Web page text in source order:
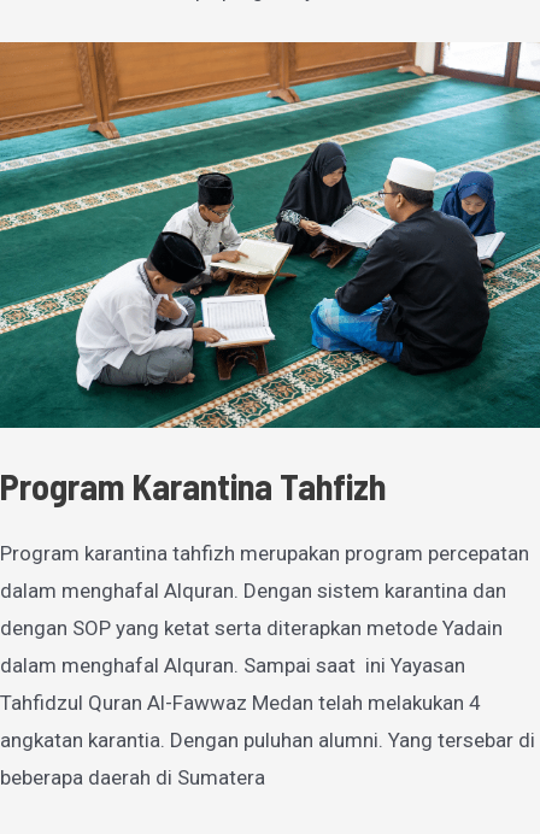
Program Karantina Tahfizh
Program karantina tahfizh merupakan program percepatan
dalam menghafal Alquran. Dengan sistem karantina dan
dengan SOP yang ketat serta diterapkan metode Yadain
dalam menghafal Alquran. Sampai saat ini Yayasan
Tahfidzul Quran Al-Fawwaz Medan telah melakukan 4
angkatan karantia. Dengan puluhan alumni. Yang tersebar di
beberapa daerah di Sumatera